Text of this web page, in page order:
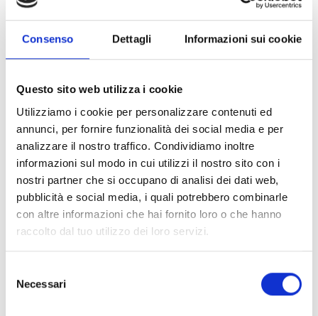
Consenso Dettagli Informazioni sui cookie
Questo sito web utilizza i cookie
Utilizziamo i cookie per personalizzare contenuti ed
annunci, per fornire funzionalità dei social media e per
analizzare il nostro traffico. Condividiamo inoltre
informazioni sul modo in cui utilizzi il nostro sito con i
nostri partner che si occupano di analisi dei dati web,
pubblicità e social media, i quali potrebbero combinarle
con altre informazioni che hai fornito loro o che hanno
raccolto dal tuo utilizzo dei loro servizi.
delNecessari